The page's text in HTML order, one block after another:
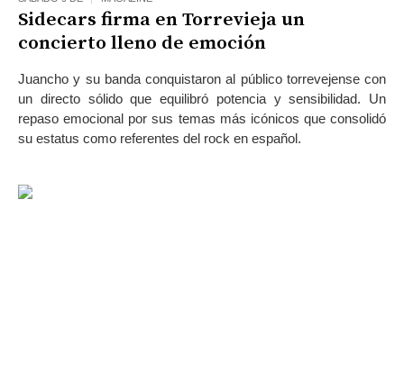
Sidecars firma en Torrevieja un
concierto lleno de emoción
Juancho y su banda conquistaron al público torrevejense con
un directo sólido que equilibró potencia y sensibilidad. Un
repaso emocional por sus temas más icónicos que consolidó
su estatus como referentes del rock en español.